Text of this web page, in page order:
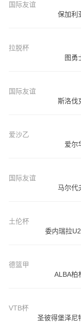
国际友谊
保加利
拉脱杯
图勇
国际友谊
斯洛伐
爱沙乙
爱尔
国际友谊
马尔代
土伦杯
委内瑞拉
德篮甲
ALBA柏
VTB杯
圣彼得堡泽尼